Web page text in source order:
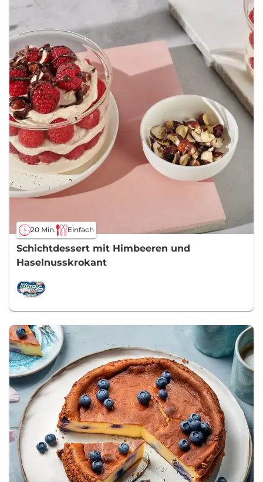
20 Min. Einfach
Schichtdessert mit Himbeeren und
Haselnusskrokant